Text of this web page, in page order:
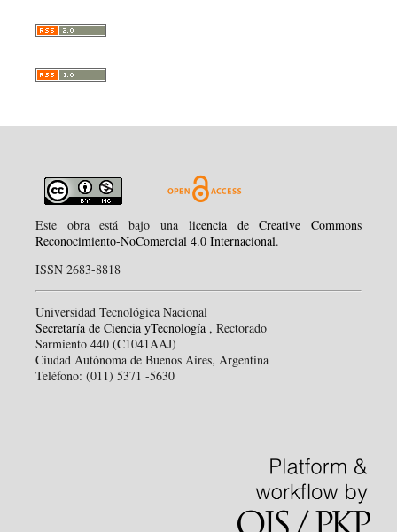
Este obra está bajo unalicencia de Creative Commons
Reconocimiento-NoComercial 4.0 Internacional.
ISSN 2683-8818
Universidad Tecnológica Nacional
Secretaría de Ciencia yTecnología , Rectorado
Sarmiento 440 (C1041AAJ)
Ciudad Autónoma de Buenos Aires, Argentina
Teléfono: (011) 5371 -5630